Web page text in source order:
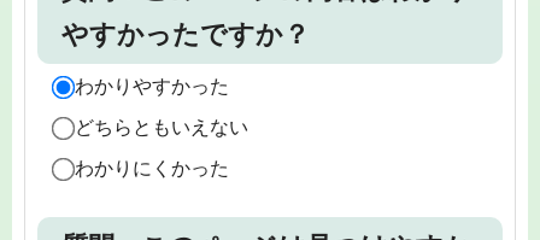
やすかったですか？
わかりやすかった
どちらともいえない
わかりにくかった